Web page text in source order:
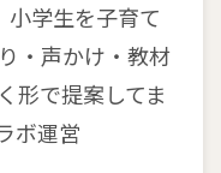
小学生を子育て
・声かけ・教材
形で提案してま
ボ運営